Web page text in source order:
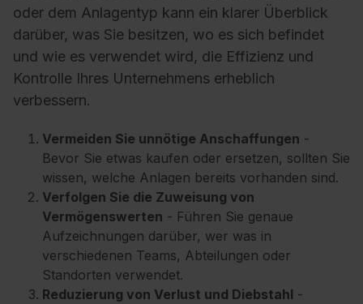
oder dem Anlagentyp kann ein klarer Überblick
darüber, was Sie besitzen, wo es sich befindet
und wie es verwendet wird, die Effizienz und
Kontrolle Ihres Unternehmens erheblich
verbessern.
Vermeiden Sie unnötige Anschaffungen -
Bevor Sie etwas kaufen oder ersetzen, sollten Sie
wissen, welche Anlagen bereits vorhanden sind.
Verfolgen Sie die Zuweisung von
Vermögenswerten - Führen Sie genaue
Aufzeichnungen darüber, wer was in
verschiedenen Teams, Abteilungen oder
Standorten verwendet.
Reduzierung von Verlust und Diebstahl -